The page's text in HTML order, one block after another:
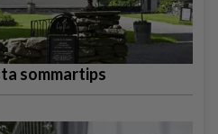
sommartips